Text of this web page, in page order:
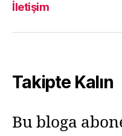
İletişim
Takipte Kalın
Bu bloga